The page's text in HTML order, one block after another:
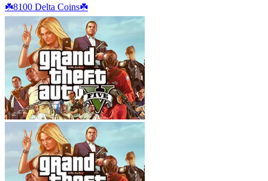
☘️8100 Delta Coins☘️